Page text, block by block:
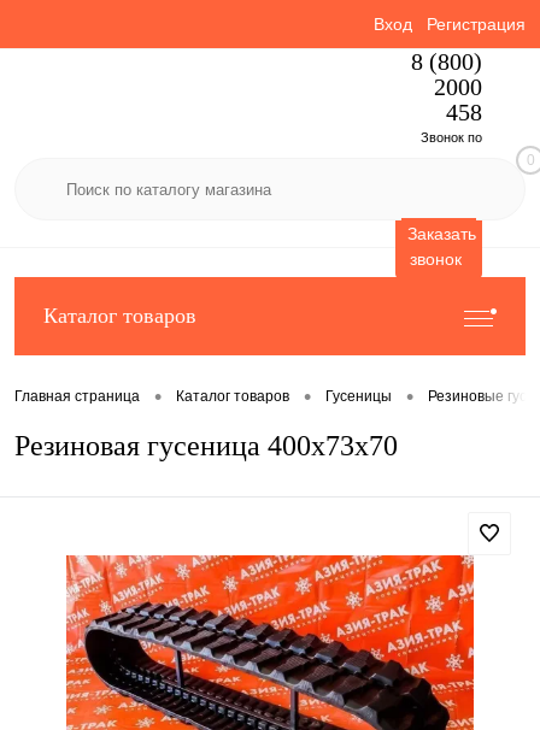
Вход Регистрация
8 (800)
2000
458
Звонок по
Заказать
звонок
0
Каталог товаров
Главная страница • Каталог товаров • Гусеницы • Резиновые
Резиновая гусеница 400x73x70